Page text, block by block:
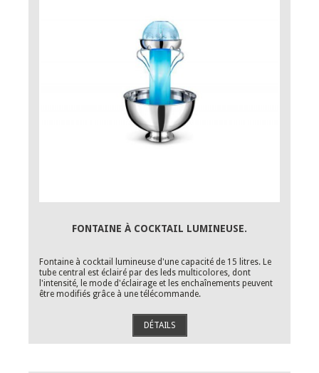
FONTAINE À COCKTAIL LUMINEUSE.
Fontaine à cocktail lumineuse d'une capacité de 15 litres. Le
tube central est éclairé par des leds multicolores, dont
l'intensité, le mode d'éclairage et les enchaînements peuvent
être modifiés grâce à une télécommande.
DÉTAILS